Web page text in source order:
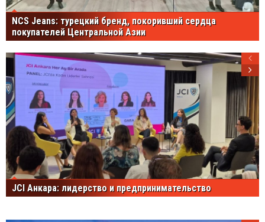
NCS Jeans: турецкий бренд, покоривший сердца
покупателей Центральной Азии
JCI Анкара: лидерство и предпринимательство